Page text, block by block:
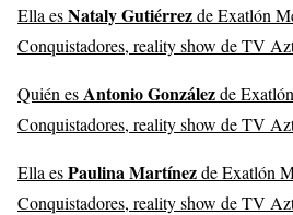
Ella esNataly Gutiérrezde Exatlón
Conquistadores, reality show de TV
Quién esAntonio Gonzálezde
Conquistadores, reality show de TV
Ella esPaulina Martínezde Exatlón
Conquistadores, reality show de TV